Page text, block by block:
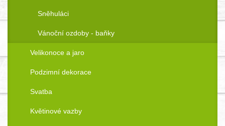
Sněhuláci
Vánoční ozdoby - baňky
Velikonoce a jaro
Podzimní dekorace
Svatba
Květinové vazby